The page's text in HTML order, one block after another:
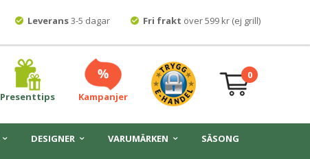
Leverans3-5 dagar Fri frakt över 599 kr (ej grill)
Presenttips Kampanjer
0
DESIGNER VARUMÄRKEN SÄSONG